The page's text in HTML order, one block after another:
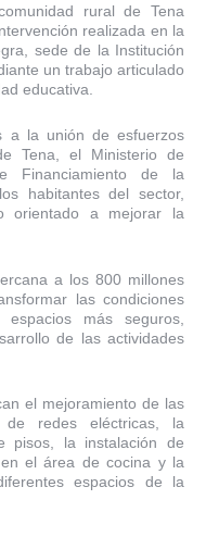
rural de Tena
realizada en la
sede de la Institución
un trabajo articulado
educativa.
a la unión de esfuerzos
Tena, el Ministerio de
Financiamiento de la
habitantes del sector,
orientado a mejorar la
a los 800 millones
las condiciones
más seguros,
de las actividades
el mejoramiento de las
de redes eléctricas, la
pisos, la instalación de
el área de cocina y la
espacios de la